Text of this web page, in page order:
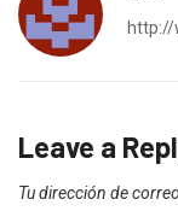
http://
Leave a
Tu dirección de